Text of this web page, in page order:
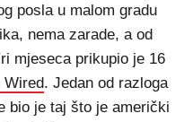
posla u malom gradu
nema zarade, a od
mjeseca prikupio je 16
Wired. Jedan od razloga
bio je taj što je američki